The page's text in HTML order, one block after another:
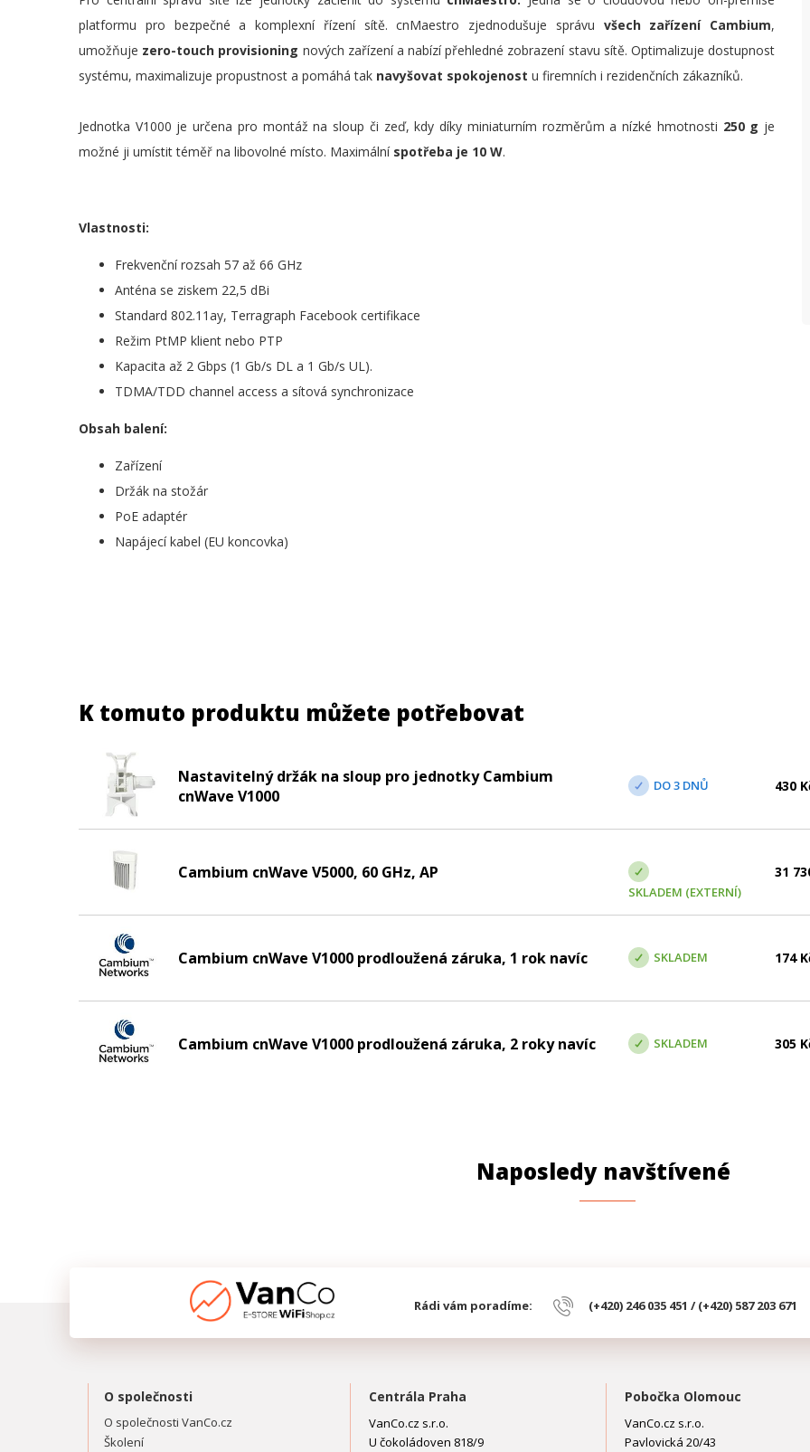
platformu pro bezpečné a komplexní řízení sítě. cnMaestro zjednodušuje správu všech zařízení Cambium,
umožňuje zero-touch provisioning nových zařízení a nabízí přehledné zobrazení stavu sítě. Optimalizuje dostupnost
systému, maximalizuje propustnost a pomáhá tak navyšovat spokojenost u firemních i rezidenčních zákazníků.
Jednotka V1000 je určena pro montáž na sloup či zeď, kdy díky miniaturním rozměrům a nízké hmotnosti 250 g je
možné ji umístit téměř na libovolné místo. Maximální spotřeba je 10 W.
Vlastnosti:
Frekvenční rozsah 57 až 66 GHz
Anténa se ziskem 22,5 dBi
Standard 802.11ay, Terragraph Facebook certifikace
Režim PtMP klient nebo PTP
Kapacita až 2 Gbps (1 Gb/s DL a 1 Gb/s UL).
TDMA/TDD channel access a sítová synchronizace
Obsah balení:
Zařízení
Držák na stožár
PoE adaptér
Napájecí kabel (EU koncovka)
K tomuto produktu můžete potřebovat
Nastavitelný držák na sloup pro jednotky Cambium
cnWave V1000
DO 3 DNŮ 430
Cambium cnWave V5000, 60 GHz, AP
SKLADEM (EXTERNÍ)
31
Cambium cnWave V1000 prodloužená záruka, 1 rok navíc SKLADEM 174
Cambium cnWave V1000 prodloužená záruka, 2 roky navíc SKLADEM 305
Naposledy navštívené
Rádi vám poradíme: (+420) 246 035 451 / (+420) 587 203 671
O společnosti
O společnosti VanCo.cz
Školení
Centrála Praha
VanCo.cz s.r.o.
U čokoládoven 818/9
Pobočka Olomouc
VanCo.cz s.r.o.
Pavlovická 20/43